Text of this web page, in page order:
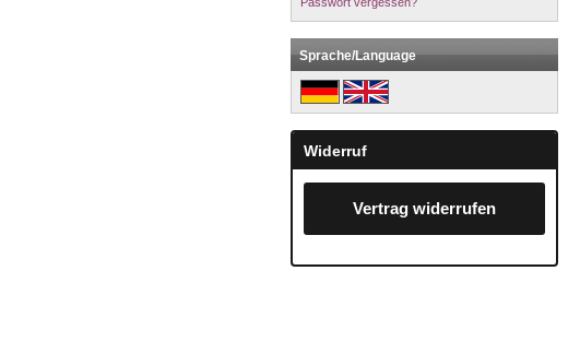
Sprache/Language
Widerruf
Vertrag widerrufen